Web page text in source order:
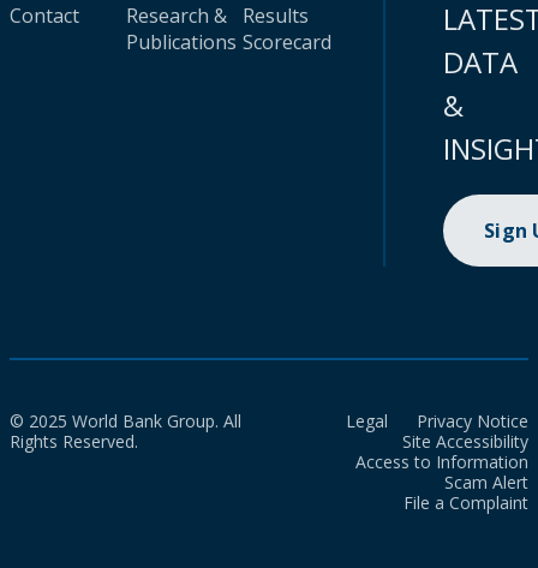
Contact
Research &
Publications
Results
Scorecard
DATA
&
Sign
© 2025 World Bank Group. All
Rights Reserved.
Legal
Privacy Notice
Site Accessibility
Access to Information
Scam Alert
File a Complaint